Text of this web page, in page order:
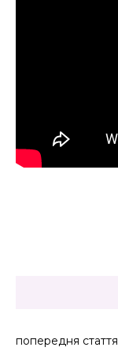
попередня стаття